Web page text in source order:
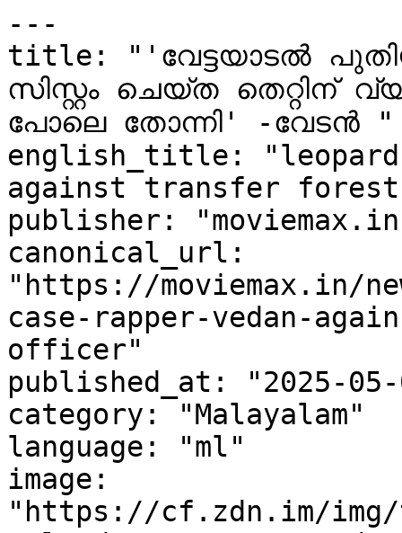
---
title: "'വേട്ടയാടൽ
സിസ്റ്റം ചെയ്ത തെറ്റിന്
പോലെ തോന്നി' -വേടൻ "
english_title: "leopard
against transfer
publisher:
canonical_url:
"https://moviemax.in/
case-rapper-vedan-
officer"
published_at: "2025-05-
category: "Malayalam"
language: "ml"
image:
"https://cf.zdn.im/img/